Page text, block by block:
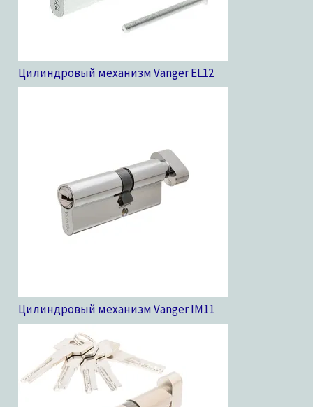
Цилиндровый механизм Vanger EL12
Цилиндровый механизм Vanger IM11